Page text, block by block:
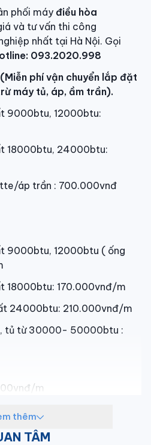
phối máy điều hòa
và tư vấn thi công
nhất tại Hà Nội. Gọi
093.2020.998
phí vận chuyển lắp đặt
máy tủ, áp, ầm trần).
9000btu, 12000btu:
18000btu, 24000btu:
áp trần : 700.000vnđ
9000btu, 12000btu ( ống
18000btu: 170.000vnđ/m
24000btu: 210.000vnđ/m
tủ từ 30000- 50000btu :
m
m
thêm
TÂM